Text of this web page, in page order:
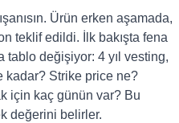
Ürün erken aşamada,
teklif edildi. İlk bakışta fena
tablo değişiyor: 4 yıl vesting,
kadar? Strike price ne?
için kaç günün var? Bu
değerini belirler.